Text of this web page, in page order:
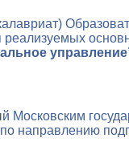
Московским
направлению